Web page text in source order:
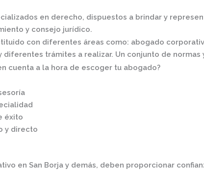
en derecho, dispuestos a brindar y
y consejo jurídico.
con diferentes áreas como: abogado
diferentes trámites a realizar. Un conjunto de
cuenta a la hora de escoger tu abogado?
éxito
y directo
en San Borja y demás, deben proporcionar